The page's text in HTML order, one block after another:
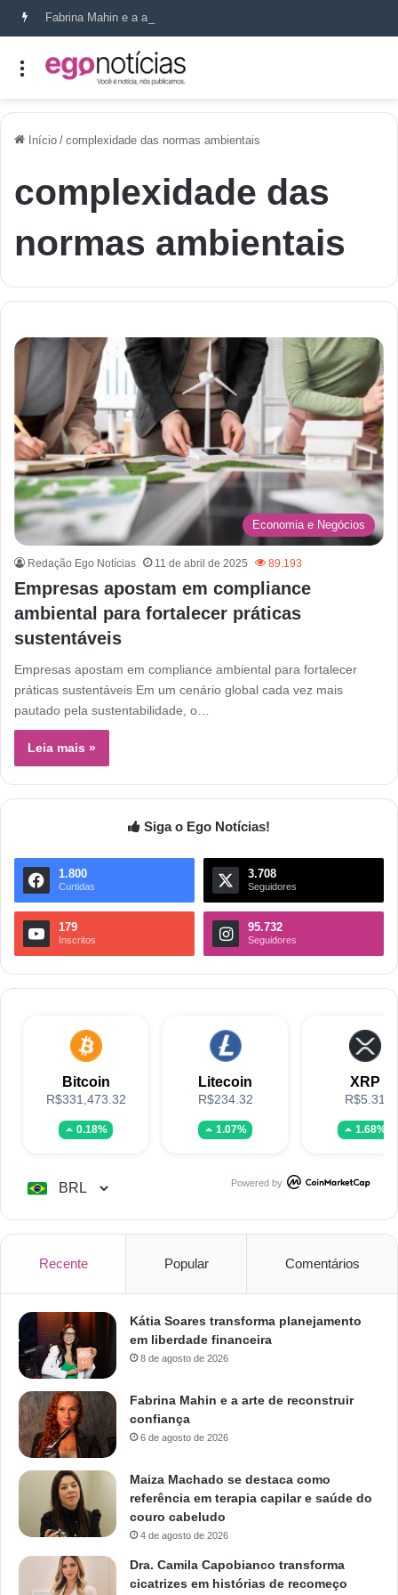
Fabrina Mahin e a arte de reconstruir confiança
Início / complexidade das normas ambientais
complexidade das
normas ambientais
Economia e Negócios
Redação Ego Notícias 11 de abril de 2025 89.193
Empresas apostam em compliance
ambiental para fortalecer práticas
sustentáveis
Empresas apostam em compliance ambiental para fortalecer
práticas sustentáveis Em um cenário global cada vez mais
pautado pela sustentabilidade, o…
Leia mais »
Siga o Ego Notícias!
1.800
Curtidas
3.708
Seguidores
179
Inscritos
95.732
Seguidores
Bitcoin
R$331,473.32
0.18%
Litecoin
R$234.32
1.07%
XRP
R$5.31
1.68%
Powered by
Recente Popular Comentários
Kátia Soares transforma planejamento
em liberdade financeira
8 de agosto de 2026
Fabrina Mahin e a arte de reconstruir
confiança
6 de agosto de 2026
Maiza Machado se destaca como
referência em terapia capilar e saúde do
couro cabeludo
4 de agosto de 2026
Dra. Camila Capobianco transforma
cicatrizes em histórias de recomeço